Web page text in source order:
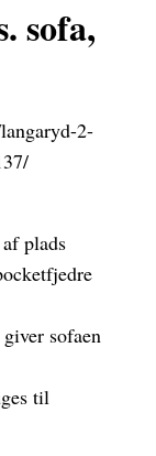
sofa,
2-
plads
sofaen
til